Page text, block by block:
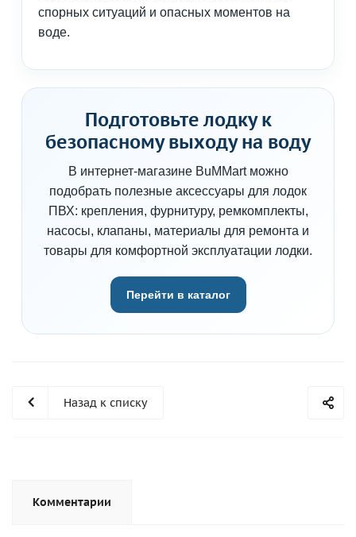
спорных ситуаций и опасных моментов на
воде.
Подготовьте лодку к
безопасному выходу на воду
В интернет-магазине BuMMart можно
подобрать полезные аксессуары для лодок
ПВХ: крепления, фурнитуру, ремкомплекты,
насосы, клапаны, материалы для ремонта и
товары для комфортной эксплуатации лодки.
Перейти в каталог
Назад к списку
Комментарии